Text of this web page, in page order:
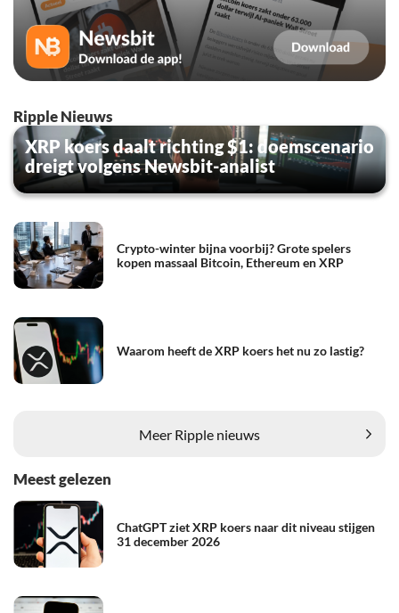
Ripple Nieuws
XRP koers daalt richting $1: doemscenario
dreigt volgens Newsbit-analist
Crypto-winter bijna voorbij? Grote spelers
kopen massaal Bitcoin, Ethereum en XRP
Waarom heeft de XRP koers het nu zo lastig?
Meer Ripple nieuws
Meest gelezen
ChatGPT ziet XRP koers naar dit niveau stijgen
31 december 2026